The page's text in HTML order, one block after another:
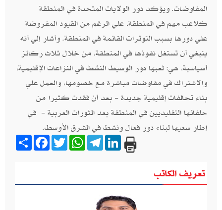
المفاوضات‮. ‬ويؤكد دور الولايات المتحدة في المنطقة
كلاعب مهم في المنطقة، علي الرغم من القيود المفروضة
علي دورها بسبب التوترات القائمة في المنطقة‮. ‬وأشار إلي أنه
ينبغي أن تستغل نفوذها في المنطقة،‮ ‬من خلال ثلاث ركائز
أسياسية، هي‮: ‬لعبها دور الوسيط النشط في النزاعات الإقليمية،
والاشتراك في مفاوضات مباشرة مع خصومها، والعمل علي
بناء تحالفات إقليمية جديدة‮ - ‬بعد أن فقدت كثيرا من
حلفائها التقليديين في المنطقة بعد الثورات العربية‮ - ‬في
إطار سعيها لبناء دور فعال ونشط في الشرق الأوسط‮.‬
Share
FacebookTwitter
WhatsApp
Telegram
LinkedIn
تعريف الكاتب